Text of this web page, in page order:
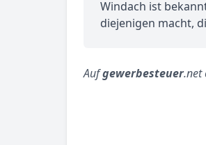
Windach ist
diejenigen macht,
Aufgewerbesteuer.net